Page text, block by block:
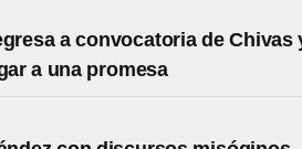
a convocatoria de Chivas
a una promesa